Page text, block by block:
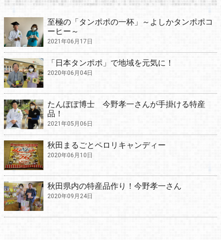
至極の「タンポポの一杯」～よしかタンポポコ
ーヒー～
2021年06月17日
「日本タンポポ」で地域を元気に！
2020年06月04日
たんぽぽ博士 今野孝一さんが手掛ける特産
品！
2021年05月06日
秋田まるごとペロリキャンディー
2020年06月10日
秋田県内の特産品作り！今野孝一さん
2020年09月24日